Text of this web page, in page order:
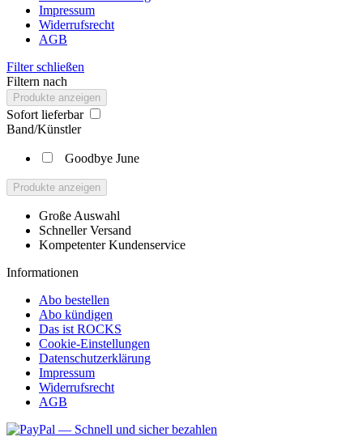
Impressum
Widerrufsrecht
AGB
Filter schließen
Filtern nach
Produkte anzeigen
Sofort lieferbar
Band/Künstler
Goodbye June
Produkte anzeigen
Große Auswahl
Schneller Versand
Kompetenter Kundenservice
Informationen
Abo bestellen
Abo kündigen
Das ist ROCKS
Cookie-Einstellungen
Datenschutzerklärung
Impressum
Widerrufsrecht
AGB